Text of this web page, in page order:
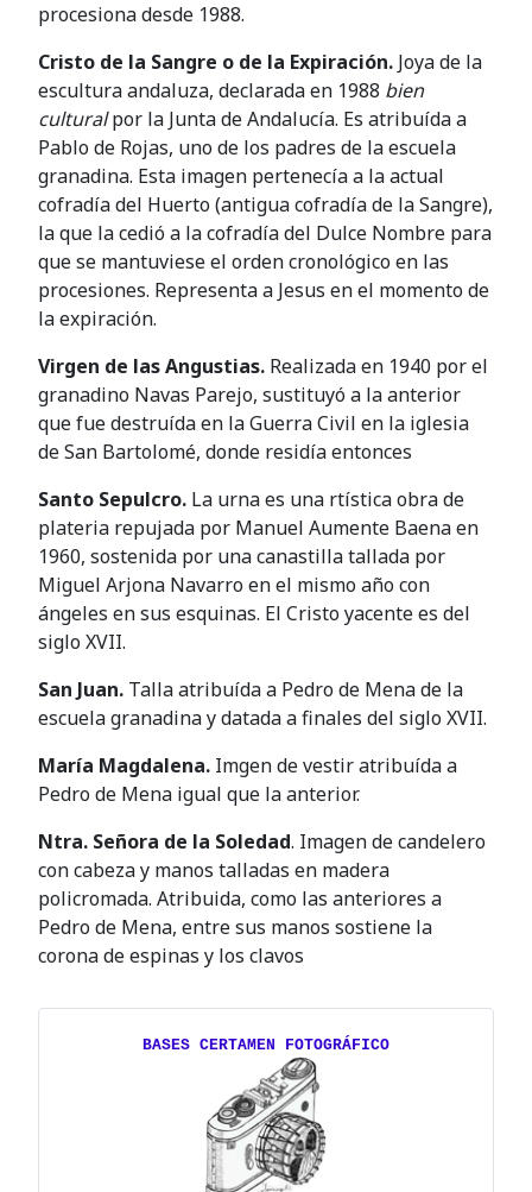
procesiona desde 1988.
Cristo de la Sangre o de la Expiración. Joya de la
escultura andaluza, declarada en 1988 bien
culturalpor la Junta de Andalucía. Es atribuída a
Pablo de Rojas, uno de los padres de la escuela
granadina. Esta imagen pertenecía a la actual
cofradía del Huerto (antigua cofradía de la Sangre),
la que la cedió a la cofradía del Dulce Nombre para
que se mantuviese el orden cronológico en las
procesiones. Representa a Jesus en el momento de
la expiración.
Virgen de las Angustias. Realizada en 1940 por el
granadino Navas Parejo, sustituyó a la anterior
que fue destruída en la Guerra Civil en la iglesia
de San Bartolomé, donde residía entonces
Santo Sepulcro. La urna es una rtística obra de
plateria repujada por Manuel Aumente Baena en
1960, sostenida por una canastilla tallada por
Miguel Arjona Navarro en el mismo año con
ángeles en sus esquinas. El Cristo yacente es del
siglo XVII.
San Juan. Talla atribuída a Pedro de Mena de la
escuela granadina y datada a finales del siglo XVII.
María Magdalena. Imgen de vestir atribuída a
Pedro de Mena igual que la anterior.
Ntra. Señora de la Soledad. Imagen de candelero
con cabeza y manos talladas en madera
policromada. Atribuida, como las anteriores a
Pedro de Mena, entre sus manos sostiene la
corona de espinas y los clavos
BASES CERTAMEN FOTOGRÁFICO